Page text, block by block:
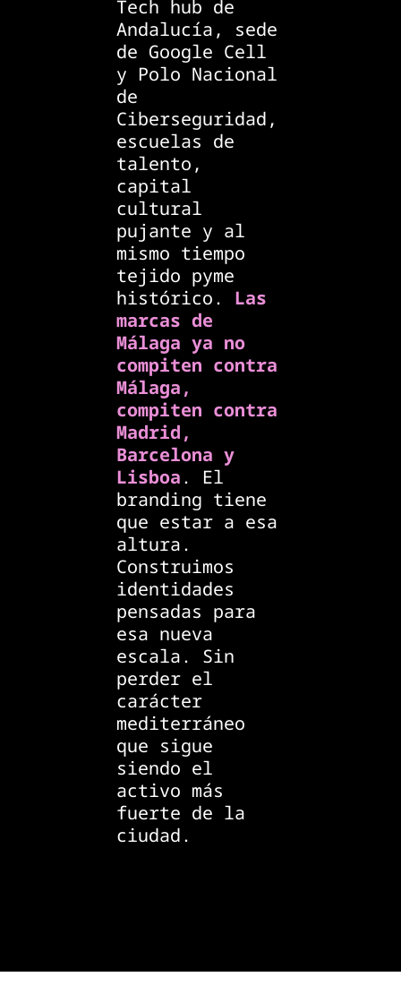
Tech hub de
Andalucía, sede
de Google Cell
y Polo Nacional
de
Ciberseguridad,
escuelas de
talento,
capital
cultural
pujante y al
mismo tiempo
tejido pyme
histórico. Las
marcas de
Málaga ya no
compiten contra
Málaga,
compiten contra
Madrid,
Barcelona y
Lisboa. El
branding tiene
que estar a esa
altura.
Construimos
identidades
pensadas para
esa nueva
escala. Sin
perder el
carácter
mediterráneo
que sigue
siendo el
activo más
fuerte de la
ciudad.